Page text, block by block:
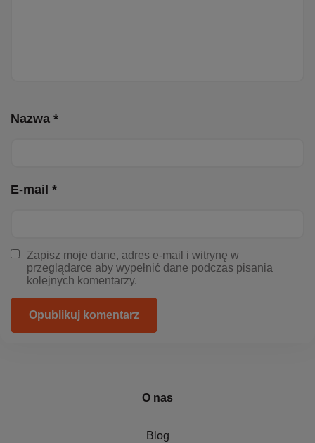
Nazwa *
E-mail *
Zapisz moje dane, adres e-mail i witrynę w
przeglądarce aby wypełnić dane podczas pisania
kolejnych komentarzy.
Opublikuj komentarz
O nas
Blog